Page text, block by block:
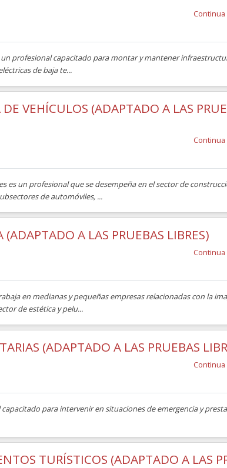
un profesional capacitado para montar y mantener
de baja te...
VEHÍCULOS (ADAPTADO A LAS
es un profesional que se desempeña en el sector de
de automóviles, ...
A LAS PRUEBAS LIBRES)
en medianas y pequeñas empresas relacionadas con la
de estética y pelu...
(ADAPTADO A LAS PRUEBAS
para intervenir en situaciones de emergencia y
TURÍSTICOS (ADAPTADO A LAS